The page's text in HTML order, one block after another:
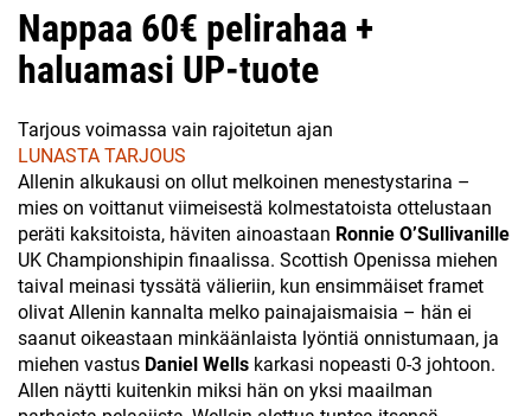
Nappaa 60€ pelirahaa +
haluamasi UP-tuote
Tarjous voimassa vain rajoitetun ajan
LUNASTA TARJOUS
Allenin alkukausi on ollut melkoinen menestystarina –
mies on voittanut viimeisestä kolmestatoista ottelustaan
peräti kaksitoista, häviten ainoastaan Ronnie O’Sullivanille
UK Championshipin finaalissa. Scottish Openissa miehen
taival meinasi tyssätä välieriin, kun ensimmäiset framet
olivat Allenin kannalta melko painajaismaisia – hän ei
saanut oikeastaan minkäänlaista lyöntiä onnistumaan, ja
miehen vastus Daniel Wells karkasi nopeasti 0-3 johtoon.
Allen näytti kuitenkin miksi hän on yksi maailman